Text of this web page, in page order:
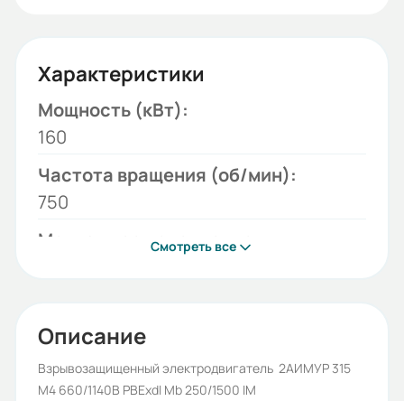
Характеристики
Мощность (кВт):
160
Частота вращения (об/мин):
750
Монтажное исполнение:
660/1140
Количество полюсов:
Смотреть все
Описание
Взрывозащищенный электродвигатель 2АИМУР 315
M4 660/1140В PBExdI Mb 250/1500 IM